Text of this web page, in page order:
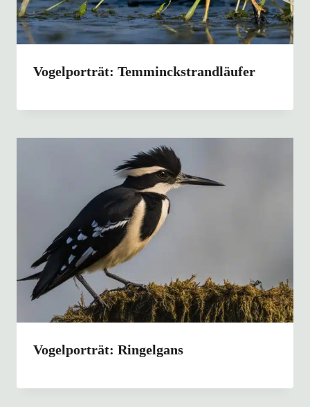
Vogelporträt: Temminckstrandläufer
Vogelporträt: Ringelgans